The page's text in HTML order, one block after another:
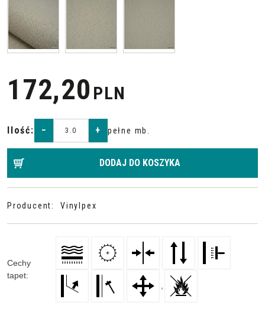
172,20 PLN
Ilość: − + pełne mb.
DODAJ DO KOSZYKA
Producent: Vinylpex
Cechy
tapet: